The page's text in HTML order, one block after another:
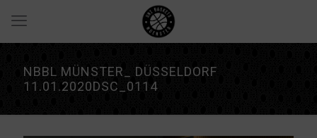
NBBL MÜNSTER_ DÜSSELDORF
11.01.2020DSC_0114